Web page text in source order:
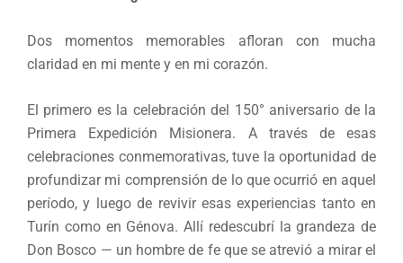
Dos momentos memorables afloran con mucha
claridad en mi mente y en mi corazón.
El primero es la celebración del 150° aniversario de la
Primera Expedición Misionera. A través de esas
celebraciones conmemorativas, tuve la oportunidad de
profundizar mi comprensión de lo que ocurrió en aquel
período, y luego de revivir esas experiencias tanto en
Turín como en Génova. Allí redescubrí la grandeza de
Don Bosco — un hombre de fe que se atrevió a mirar el